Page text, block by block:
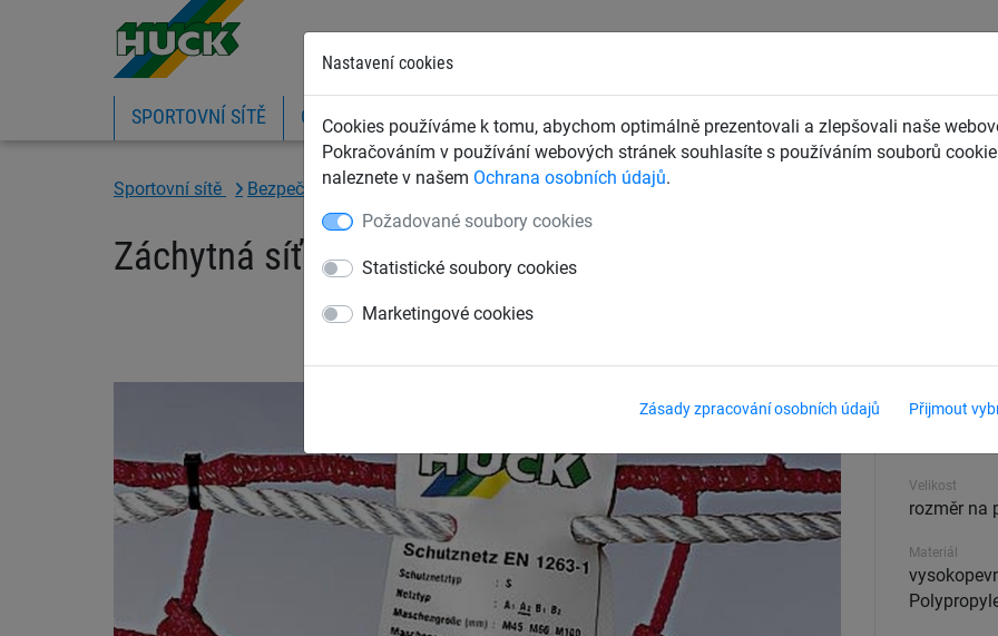
Nastavení cookies
Cookies používáme k tomu, abychom optimálně prezentovali a zlepšovali naše
Pokračováním v používání webových stránek souhlasíte s používáním souborů
naleznete v našem Ochrana osobních údajů.
Požadované soubory cookies
Statistické soubory cookies
Marketingové cookies
Zásady zpracování osobních údajů Přijmout
SPORTOVNÍ SÍTĚ OCHRANNÉ SÍTĚ A PLACHTY ZÁCHYTNÉ BEZPEČNOSTNÍ SÍTĚ DĚTSKÁ LANOVÁ
Sportovní sítě Bezpečnostní sítě pro sjezdovky, typ A a B pro pevné sloupky - typ A
Záchytná síť PP 5 mm, oko 70 mm, obvodové lano
Velikost ok
Velikost
rozměr na
Materiál